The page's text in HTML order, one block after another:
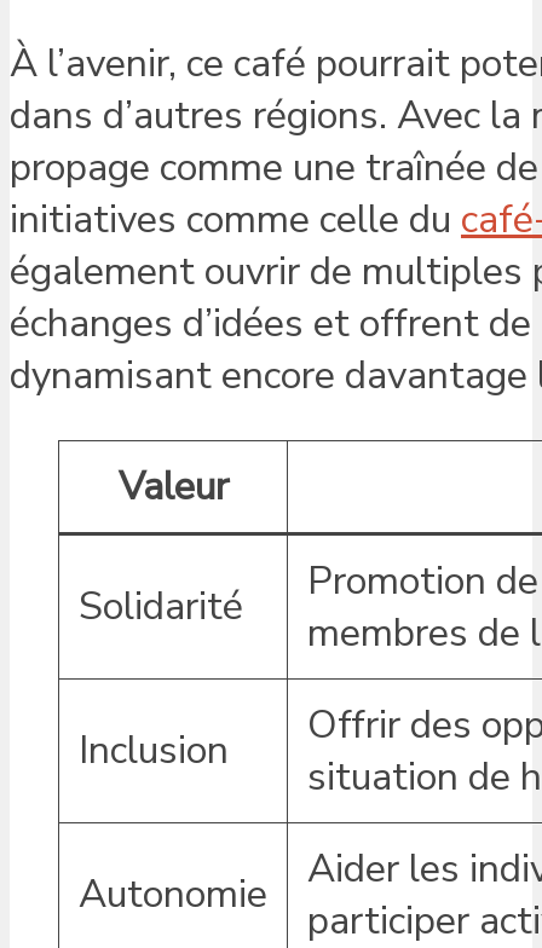
À l’avenir, ce café pourrait
dans d’autres régions. Avec
propage comme une traînée
initiatives comme celle du
également ouvrir de multiples
échanges d’idées et offrent
dynamisant encore davantage
Valeur
Solidarité
Promotion
membres de
Inclusion
Offrir des
situation de
Autonomie
Aider les
participer